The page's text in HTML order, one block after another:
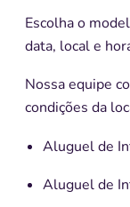
Escolha o
data, local e
Nossa equipe
condições da
Aluguel de
Aluguel de